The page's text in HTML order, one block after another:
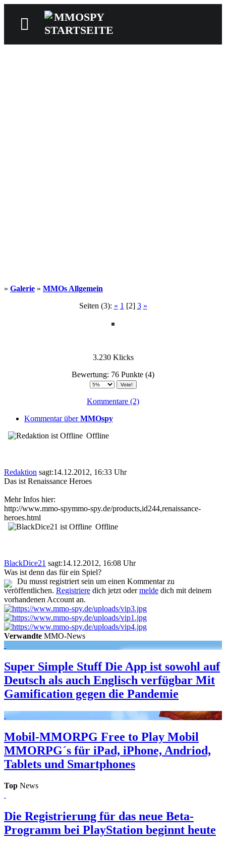
Follow us
Anmelden
» Galerie » MMOs Allgemein
Seiten (3): « 1 [2] 3 »
3.230 Klicks
Bewertung: 76 Punkte (4)
Kommentare (2)
Kommentar überMMOspy
Offline
Redaktion sagt:14.12.2012, 16:33 Uhr
Das ist Renaissance Heroes
Mehr Infos hier:
http://www.mmo-spymmo-spy.de/products,id244,renaissance-
heroes.html
Offline
BlackDice21 sagt:14.12.2012, 16:08 Uhr
Was ist denn das für ein Spiel?
Du musst registriert sein um einen Kommentar zu
veröffentlichen. Registriere dich jetzt odermelde dich mit deinem
vorhandenen Account an.
Verwandte MMO-News
Super Simple Stuff Die App ist sowohl auf
Deutsch als auch Englisch verfügbar Mit
Gamification gegen die Pandemie
Mobil-MMORPG Free to Play Mobil
MMORPG´s für iPad, iPhone, Andriod,
Tablets und Smartphones
Top News
Die Registrierung für das neue Beta-
Programm bei PlayStation beginnt heute